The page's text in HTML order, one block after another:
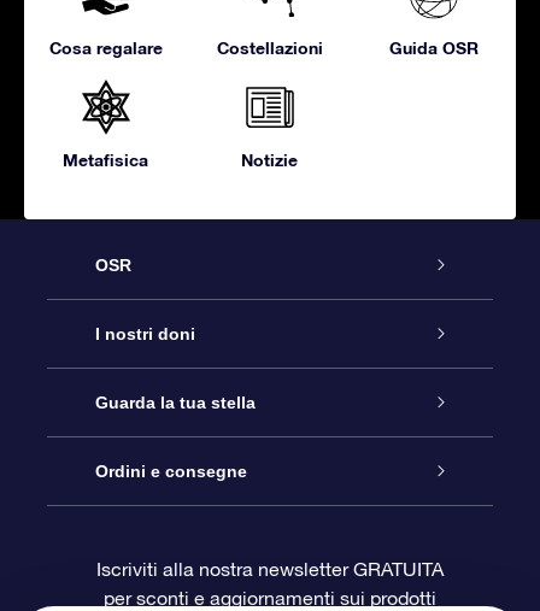
Cosa regalare Costellazioni Guida OSR
Metafisica Notizie
OSR
Assistenza
Contattaci
Blog
OSR Recensioni
I nostri doni
Online Star Gift
Pacchetto regalo OSR
Gift Card OSR
Guarda la tua stella
Registro stellare
Star Page personalizzata
Ordini e consegne
Informazioni di Pagamento
Iscriviti alla nostra newsletter GRATUITA
per sconti e aggiornamenti sui prodotti